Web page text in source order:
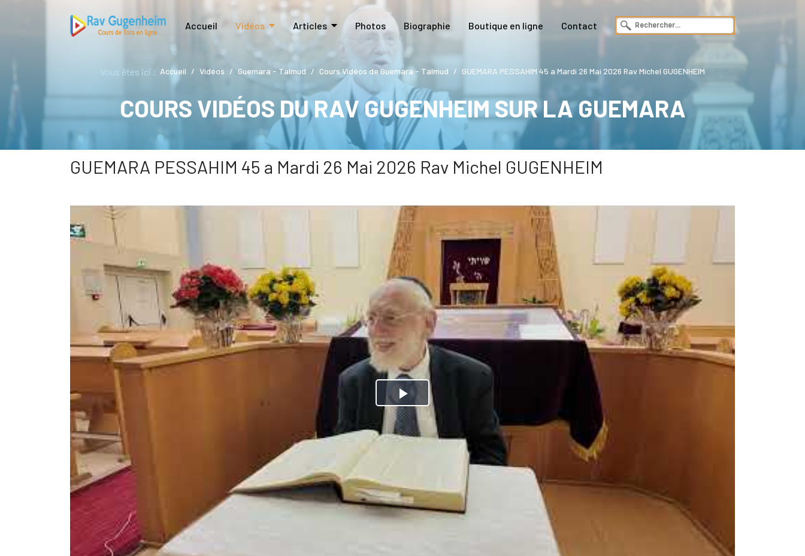
Accueil Vidéos Articles Photos Biographie Boutique en ligne Contact
Vous êtes ici : Accueil Vidéos Guemara - Talmud Cours Vidéos de Guemara - Talmud GUEMARA PESSAHIM 45 a Mardi 26 Mai 2026 Rav Michel GUGENHEIM
COURS VIDÉOS DU RAV GUGENHEIM SUR LA GUEMARA
GUEMARA PESSAHIM 45 a Mardi 26 Mai 2026 Rav Michel GUGENHEIM
Play
Video